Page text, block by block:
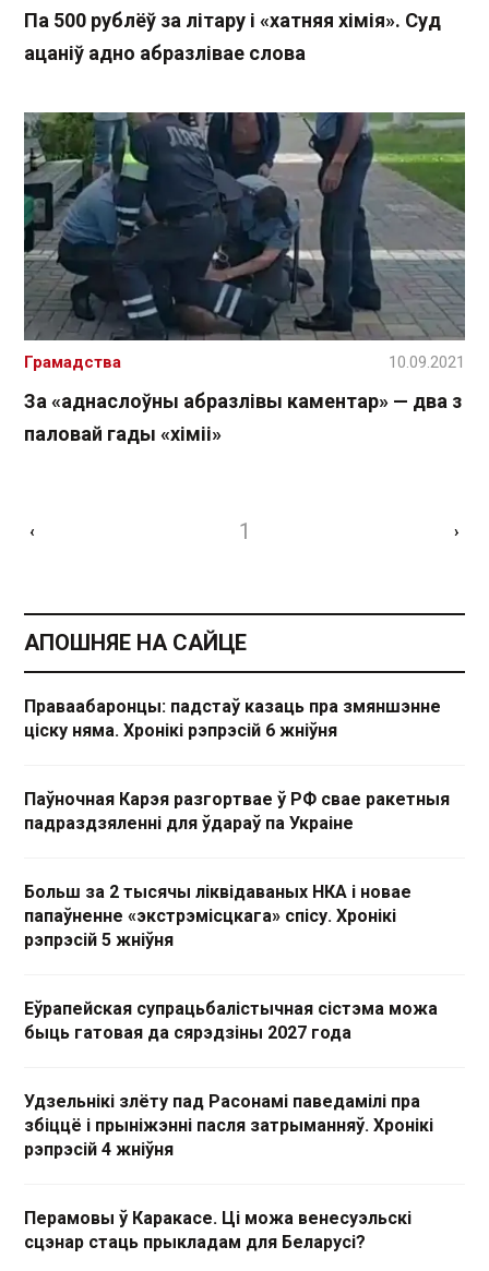
Па 500 рублёў за літару і «хатняя хімія». Суд
ацаніў адно абразлівае слова
За «аднаслоўны абразлівы каментар» — два з
паловай гады «хіміі»
Грамадства 10.09.2021
‹ 1 ›
АПОШНЯЕ НА САЙЦЕ
Праваабаронцы: падстаў казаць пра змяншэнне
ціску няма. Хронікі рэпрэсій 6 жніўня
Паўночная Карэя разгортвае ў РФ свае ракетныя
падраздзяленні для ўдараў па Украіне
Больш за 2 тысячы ліквідаваных НКА і новае
папаўненне «экстрэмісцкага» спісу. Хронікі
рэпрэсій 5 жніўня
Еўрапейская супрацьбалістычная сістэма можа
быць гатовая да сярэдзіны 2027 года
Удзельнікі злёту пад Расонамі паведамілі пра
збіццё і прыніжэнні пасля затрыманняў. Хронікі
рэпрэсій 4 жніўня
Перамовы ў Каракасе. Ці можа венесуэльскі
сцэнар стаць прыкладам для Беларусі?